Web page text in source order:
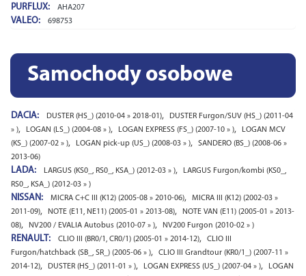
PURFLUX: AHA207
VALEO: 698753
Samochody osobowe
DACIA: DUSTER (HS_) (2010-04 » 2018-01),
DUSTER Furgon/SUV (HS_) (2011-04
» ), LOGAN (LS_) (2004-08 » ), LOGAN EXPRESS (FS_) (2007-10 » ),
LOGAN MCV
(KS_) (2007-02 » ), LOGAN pick-up (US_) (2008-03 » ),
SANDERO (BS_) (2008-06 »
2013-06)
LADA: LARGUS (KS0_, RS0_, KSA_) (2012-03 » ),
LARGUS Furgon/kombi (KS0_,
RS0_, KSA_) (2012-03 » )
NISSAN: MICRA C+C III (K12) (2005-08 » 2010-06),
MICRA III (K12) (2002-03 »
2011-09), NOTE (E11, NE11) (2005-01 » 2013-08),
NOTE VAN (E11) (2005-01 » 2013-
08), NV200 / EVALIA Autobus (2010-07 » ), NV200 Furgon (2010-02 » )
RENAULT: CLIO III (BR0/1, CR0/1) (2005-01 » 2014-12),
CLIO III
Furgon/hatchback (SB_, SR_) (2005-06 » ),
CLIO III Grandtour (KR0/1_) (2007-11 »
2014-12), DUSTER (HS_) (2011-01 » ), LOGAN EXPRESS (US_) (2007-04 » ),
LOGAN